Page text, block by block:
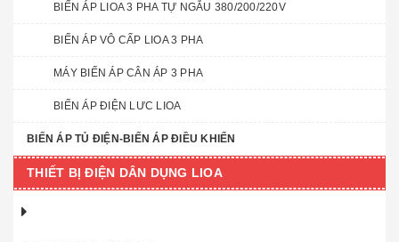
BIẾN ÁP LIOA 3 PHA TỰ NGẪU 380/200/220V
BIẾN ÁP VÔ CẤP LIOA 3 PHA
MÁY BIẾN ÁP CÂN ÁP 3 PHA
BIẾN ÁP ĐIỆN LƯC LIOA
BIẾN ÁP TỦ ĐIỆN-BIẾN ÁP ĐIỀU KHIỂN
THIẾT BỊ ĐIỆN DÂN DỤNG LIOA